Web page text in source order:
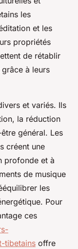
les
et les
propriétés
de rétablir
à leurs
et variés. Ils
la réduction
général. Les
créent une
profonde et à
de musique
les
Pour
ces
tibetains offre